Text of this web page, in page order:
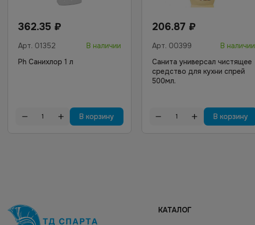
362.35 ₽
Арт. 01352
В наличии
Ph Санихлор 1 л
В корзину
206.87 ₽
Арт. 00399
В наличии
Санита универсал чистящее
средство для кухни спрей
500мл.
В корзину
КАТАЛОГ